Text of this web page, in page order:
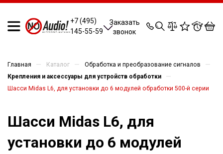
+7 (495)
145-55-59
Заказать
звонок
0 0 0 0
Главная — Каталог — Обработка и преобразование сигналов —
Крепления и аксессуары для устройств обработки —
Шасси Midas L6, для установки до 6 модулей обработки 500-й серии
Шасси Midas L6, для
установки до 6 модулей